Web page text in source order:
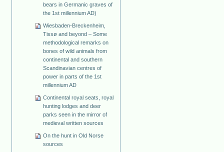
bears in Germanic graves of
the 1st millennium AD)
Wiesbaden-Breckenheim,
Tissø and beyond – Some
methodological remarks on
bones of wild animals from
continental and southern
Scandinavian centres of
power in parts of the 1st
millennium AD
Continental royal seats, royal
hunting lodges and deer
parks seen in the mirror of
medieval written sources
On the hunt in Old Norse
sources